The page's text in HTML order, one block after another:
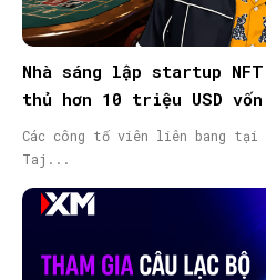
Nhà sáng lập startup
thủ hơn 10 triệu USD
Các công tố viên liên bang tại
Taj...